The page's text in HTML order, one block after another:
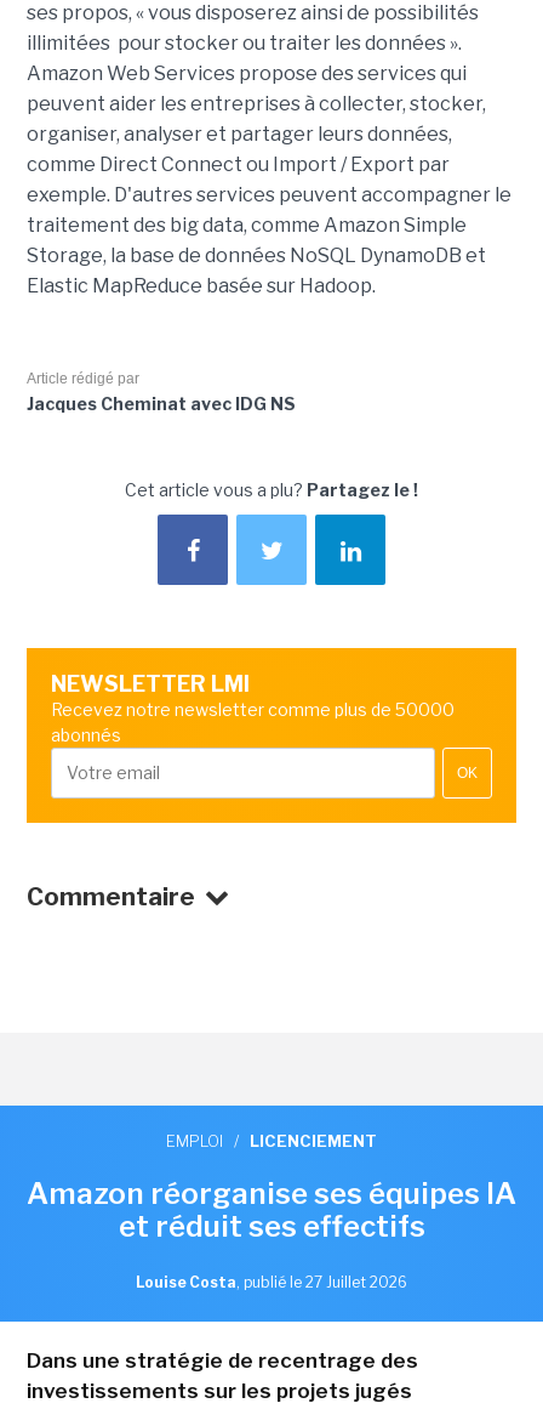
ses propos, « vous disposerez ainsi de possibilités
illimitées pour stocker ou traiter les données ».
Amazon Web Services propose des services qui
peuvent aider les entreprises à collecter, stocker,
organiser, analyser et partager leurs données,
comme Direct Connect ou Import / Export par
exemple. D'autres services peuvent accompagner le
traitement des big data, comme Amazon Simple
Storage, la base de données NoSQL DynamoDB et
Elastic MapReduce basée sur Hadoop.
Article rédigé par
Jacques Cheminat avec IDG NS
Cet article vous a plu? Partagez le !
NEWSLETTER LMI
Recevez notre newsletter comme plus de 50000
abonnés
OK
Commentaire
EMPLOI / LICENCIEMENT
Amazon réorganise ses équipes IA
et réduit ses effectifs
Louise Costa, publié le 27 Juillet 2026
Dans une stratégie de recentrage des
investissements sur les projets jugés